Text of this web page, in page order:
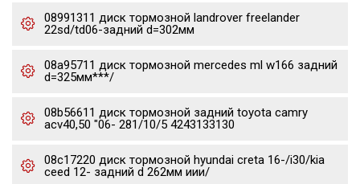
08991311 диск тормозной landrover freelander
22sd/td06-задний d=302мм
08a95711 диск тормозной mercedes ml w166 задний
d=325мм***/
08b56611 диск тормозной задний toyota camry
acv40,50 "06- 281/10/5 4243133130
08c17220 диск тормозной hyundai creta 16-/i30/kia
ceed 12- задний d 262мм иии/